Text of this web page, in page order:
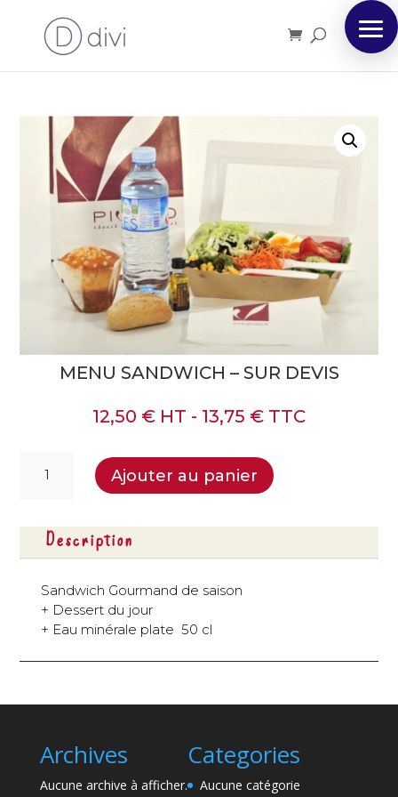
MENU SANDWICH – SUR DEVIS
12,50 € HT - 13,75 € TTC
sur
devis
Ajouter au panier
Description
Sandwich Gourmand de saison
+ Dessert du jour
+ Eau minérale plate 50 cl
Archives
Aucune archive à afficher.
Categories
Aucune catégorie